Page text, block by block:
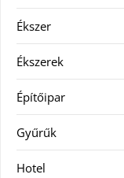
Ékszer
Ékszerek
Építőipar
Gyűrűk
Hotel